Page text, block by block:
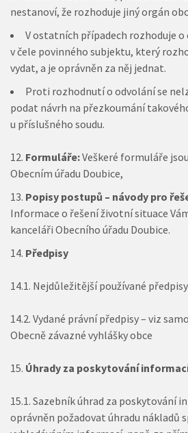
nestanoví, že rozhoduje jiný orgán
V ostatních případech rozhoduje
v čele povinného subjektu, který
vydat, a je oprávněn za něj jednat.
Proti rozhodnutí o odvolání se
podat návrh na přezkoumání
u příslušného soudu.
Formuláře:Veškeré formuláře
Obecním úřadu Doubice,
Popisy postupů – návody pro
Informace o řešení životní situace
kanceláři Obecního úřadu Doubice.
Předpisy
14.1. Nejdůležitější používané
14.2. Vydané právní předpisy – viz
Obecně závazné vyhlášky obce
Úhrady za poskytování
15.1. Sazebník úhrad za poskytování
oprávněn požadovat úhradu nákladů